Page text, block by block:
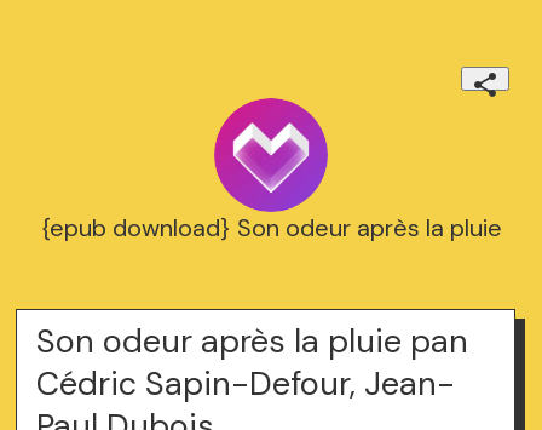
{epub download} Son odeur après la pluie
Son odeur après la pluie pan
Cédric Sapin-Defour, Jean-